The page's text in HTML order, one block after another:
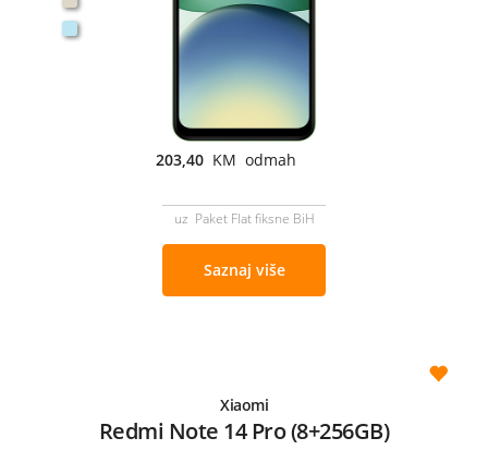
203,40 KM odmah
uz Paket Flat fiksne BiH
Saznaj više
Xiaomi
Redmi Note 14 Pro (8+256GB)